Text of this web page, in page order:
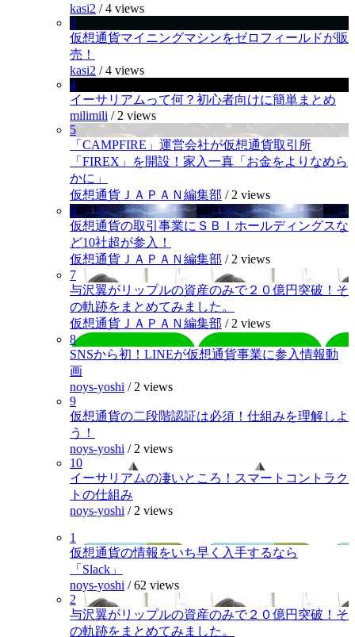
kasi2 /4 views
3
仮想通貨マイニングマシンをゼロフィールドが販
売！
kasi2 /4 views
4
イーサリアムって何？初心者向けに簡単まとめ
milimili / 2 views
5
「CAMPFIRE」運営会社が仮想通貨取引所
「FIREX」を開設！家入一真「お金をよりなめら
かに」
仮想通貨ＪＡＰＡＮ編集部 / 2 views
6
仮想通貨の取引事業にＳＢＩホールディングスな
ど10社超が参入！
仮想通貨ＪＡＰＡＮ編集部 / 2 views
7
与沢翼がリップルの資産のみで２０億円突破！そ
の軌跡をまとめてみました。
仮想通貨ＪＡＰＡＮ編集部 / 2 views
8
SNSから初！LINEが仮想通貨事業に参入情報動
画
noys-yoshi / 2 views
9
仮想通貨の二段階認証は必須！仕組みを理解しよ
う！
noys-yoshi / 2 views
10
イーサリアムの凄いところ！スマートコントラク
トの仕組み
noys-yoshi / 2 views
1
仮想通貨の情報をいち早く入手するなら
「Slack」
noys-yoshi /62 views
2
与沢翼がリップルの資産のみで２０億円突破！そ
の軌跡をまとめてみました。